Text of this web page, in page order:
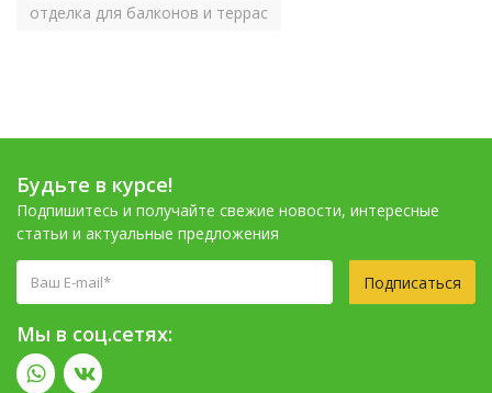
отделка для балконов и террас
Будьте в курсе!
Подпишитесь и получайте свежие новости, интересные
статьи и актуальные предложения
Подписаться
Мы в соц.сетях: